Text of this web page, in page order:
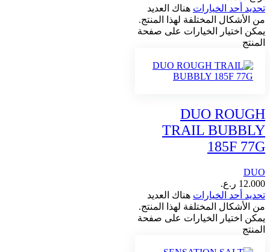
تحديد أحد الخيارات هناك العديد
من الأشكال المختلفة لهذا المنتج.
يمكن اختيار الخيارات على صفحة
المنتج
DUO ROUGH
TRAIL BUBBLY
185F 77G
DUO
12.000 ر.ع.
تحديد أحد الخيارات هناك العديد
من الأشكال المختلفة لهذا المنتج.
يمكن اختيار الخيارات على صفحة
المنتج